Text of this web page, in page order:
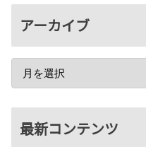
アーカイブ
最新コンテンツ